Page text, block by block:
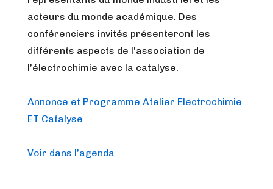
acteurs du monde académique. Des
conférenciers invités présenteront les
différents aspects de l’association de
l’électrochimie avec la catalyse.
Annonce et Programme Atelier Electrochimie
ET Catalyse
Voir dans l’agenda